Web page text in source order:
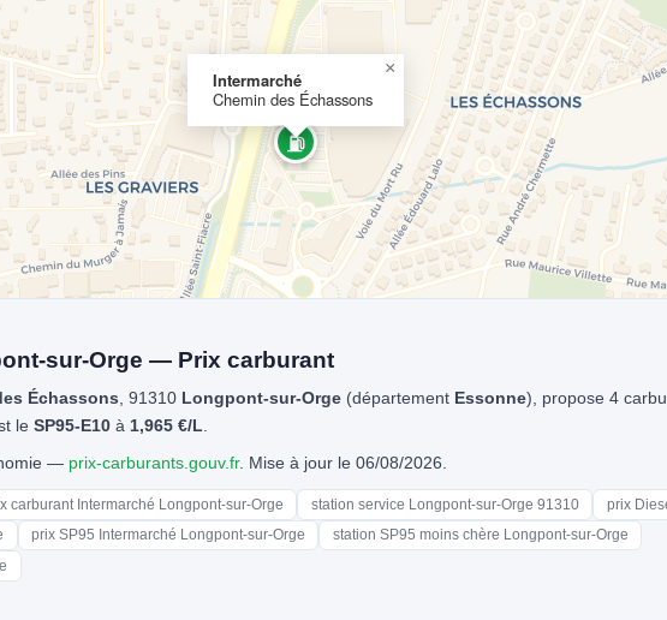
⛽
Intermarché
Chemin des Échassons
×
sur-Orge — Prix carburant
Échassons, 91310 Longpont-sur-Orge(département Essonne), propose 4
le SP95-E10à 1,965 €/L.
— prix-carburants.gouv.fr. Mise à jour le 06/08/2026.
carburant Intermarché Longpont-sur-Orge station service Longpont-sur-Orge 91310
prix
prix SP95 Intermarché Longpont-sur-Orge
station SP95 moins chère Longpont-sur-Orge